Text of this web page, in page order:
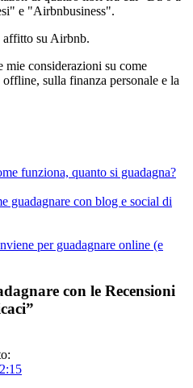
e "Airbnbusiness".
su Airbnb.
mie considerazioni su come
sulla finanza personale e la
funziona, quanto si guadagna?
guadagnare con blog e social di
per guadagnare online (e
con le Recensioni